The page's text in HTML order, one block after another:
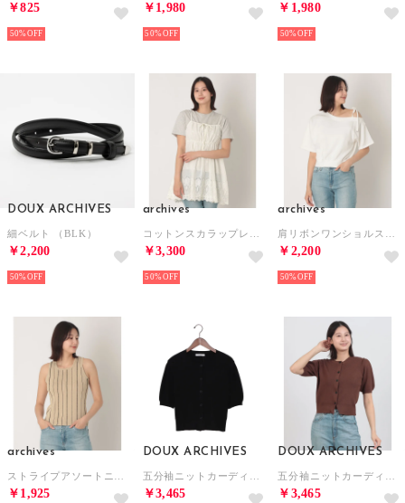
￥825
50%
￥1,980
50%
￥1,980
50%
DOUX ARCHIVES
細ベルト （BLK）
￥2,200
50%
archives
￥3,300
50%
archives
￥2,200
50%
archives
￥1,925
DOUX ARCHIVES
￥3,465
DOUX ARCHIVES
￥3,465